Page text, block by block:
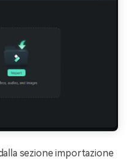
sezione importazione